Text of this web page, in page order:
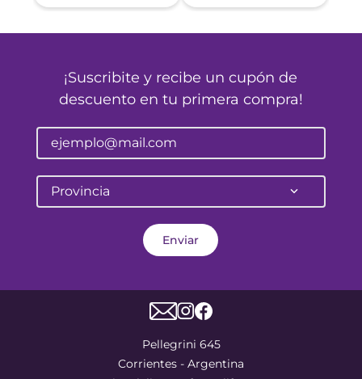
¡Suscribite y recibe un cupón de
descuento en tu primera compra!
Provincia
Enviar
Pellegrini 645
Corrientes - Argentina